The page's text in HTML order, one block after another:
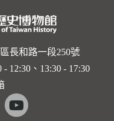
長和路一段250號
12:30、13:30 - 17:30
youtube